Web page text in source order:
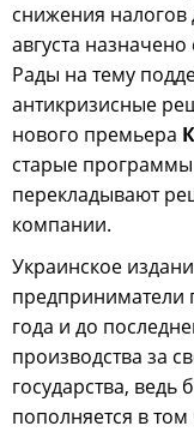
снижения налогов
августа
Рады на тему
антикризисные
нового премьера
старые
перекладывают
компании.
Украинское
предприниматели
года и до
производства за
государства,
пополняется в